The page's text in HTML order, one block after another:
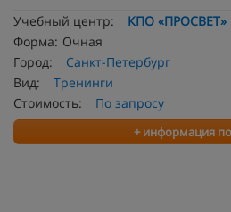
Учебный центр:
КПО «ПРОСВЕТ»
Форма: Очная
Город:
Санкт-Петербург
Вид:
Тренинги
Стоимость:
По запросу
+ информация